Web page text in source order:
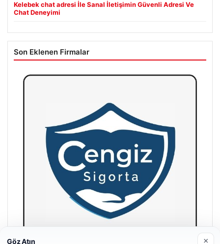
Kelebek chat adresi İle Sanal İletişimin Güvenli Adresi Ve
Chat Deneyimi
Son Eklenen Firmalar
Göz Atın ×